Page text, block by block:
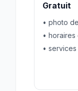
Gratuit
• photo
• horaires
•